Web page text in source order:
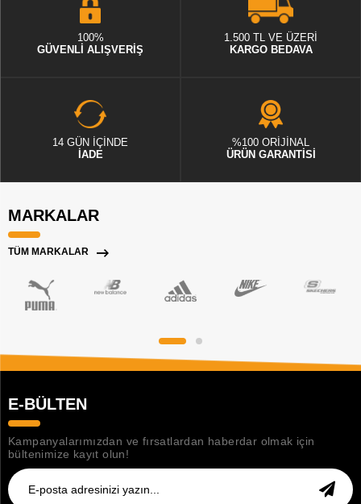
100%
GÜVENLİ ALIŞVERİŞ
1.500 TL VE ÜZERİ
KARGO BEDAVA
14 GÜN İÇİNDE
İADE
%100 ORİJİNAL
ÜRÜN GARANTİSİ
MARKALAR
TÜM MARKALAR
E-BÜLTEN
Kampanyalarımızdan ve fırsatlardan haberdar olmak için
bültenimize kayıt olun!